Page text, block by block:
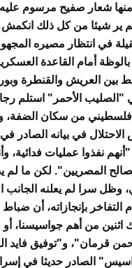
منها شعار صفيح مرسوم
ير شيئا من كل ذلك انكمش
في انتظار مصيره
أمام القاعدة
بين العريش والقنطرة
الأحمر" استلم
65 فدائي فلسطيني من سكان
في بيانه الصادر
نفذوا عمليات
المصريين". لكن ما لم
وظل سرا لم يعلنه الجانب
بإنجازاته، أن ضباط
اثنين من أهم جواسيسنا،
قرمان"، و"توفيق فايد
الصادر حديثا في